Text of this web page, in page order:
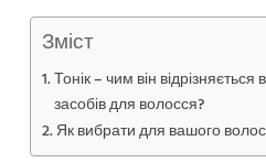
Зміст
Тонік – чим він відрізняється
засобів для волосся?
Як вибрати для вашого